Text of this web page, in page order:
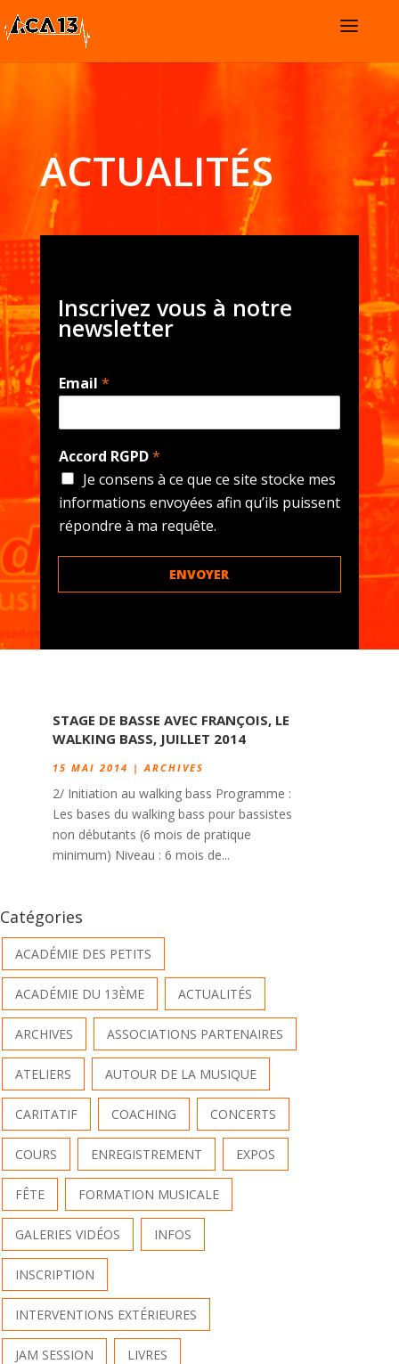
ACTUALITÉS
Inscrivez vous à notre
newsletter
Email *
Accord RGPD*
Je consens à ce que ce site stocke mes
informations envoyées afin qu’ils puissent
répondre à ma requête.
ENVOYER
STAGE DE BASSE AVEC FRANÇOIS, LE
WALKING BASS, JUILLET 2014
15 MAI 2014 |ARCHIVES
2/ Initiation au walking bass Programme :
Les bases du walking bass pour bassistes
non débutants (6 mois de pratique
minimum) Niveau : 6 mois de...
Catégories
ACADÉMIE DES PETITS
ACADÉMIE DU 13ÈME ACTUALITÉS
ARCHIVES ASSOCIATIONS PARTENAIRES
ATELIERS AUTOUR DE LA MUSIQUE
CARITATIF COACHING CONCERTS
COURS ENREGISTREMENT EXPOS
FÊTE FORMATION MUSICALE
GALERIES VIDÉOS INFOS
INSCRIPTION
INTERVENTIONS EXTÉRIEURES
JAM SESSION LIVRES